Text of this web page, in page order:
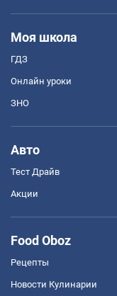
Моя школа
ГДЗ
Онлайн уроки
ЗНО
Авто
Тест Драйв
Акции
Food Oboz
Рецепты
Новости Кулинарии